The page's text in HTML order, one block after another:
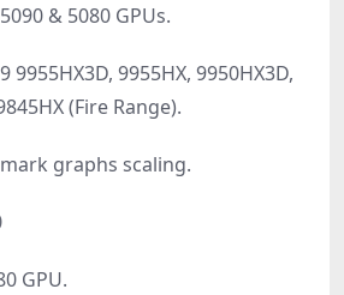
& 5080 GPUs.
9955HX3D, 9955HX, 9950HX3D,
(Fire Range).
graphs scaling.
GPU.